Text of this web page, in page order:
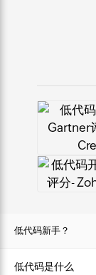
低代码新手？
低代码是什么